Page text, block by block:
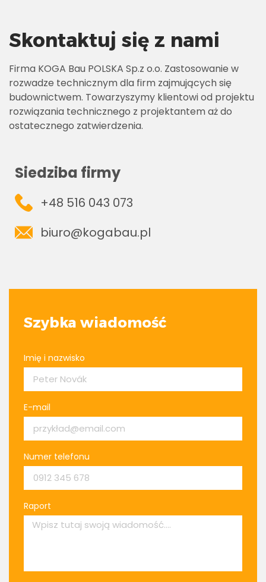
Skontaktuj się z nami
Firma KOGA Bau POLSKA Sp.z o.o. Zastosowanie w
rozwadze technicznym dla firm zajmujących się
budownictwem. Towarzyszymy klientowi od projektu
rozwiązania technicznego z projektantem aż do
ostatecznego zatwierdzenia.
Siedziba firmy
+48 516 043 073
biuro@kogabau.pl
Szybka wiadomość
Imię i nazwisko
E-mail
Numer telefonu
Raport